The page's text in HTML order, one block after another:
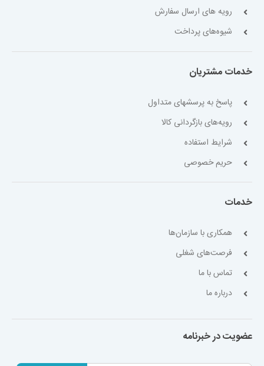
رویه های ارسال سفارش
شیوه‌های پرداخت
خدمات مشتریان
پاسخ به پرسشهای متداول
رویه‌های بازگردانی کالا
شرایط استفاده
حریم خصوصی
خدمات
همکاری با سازمان‌ها
فرصت‌های شغلی
تماس با ما
درباره ما
عضویت در خبرنامه